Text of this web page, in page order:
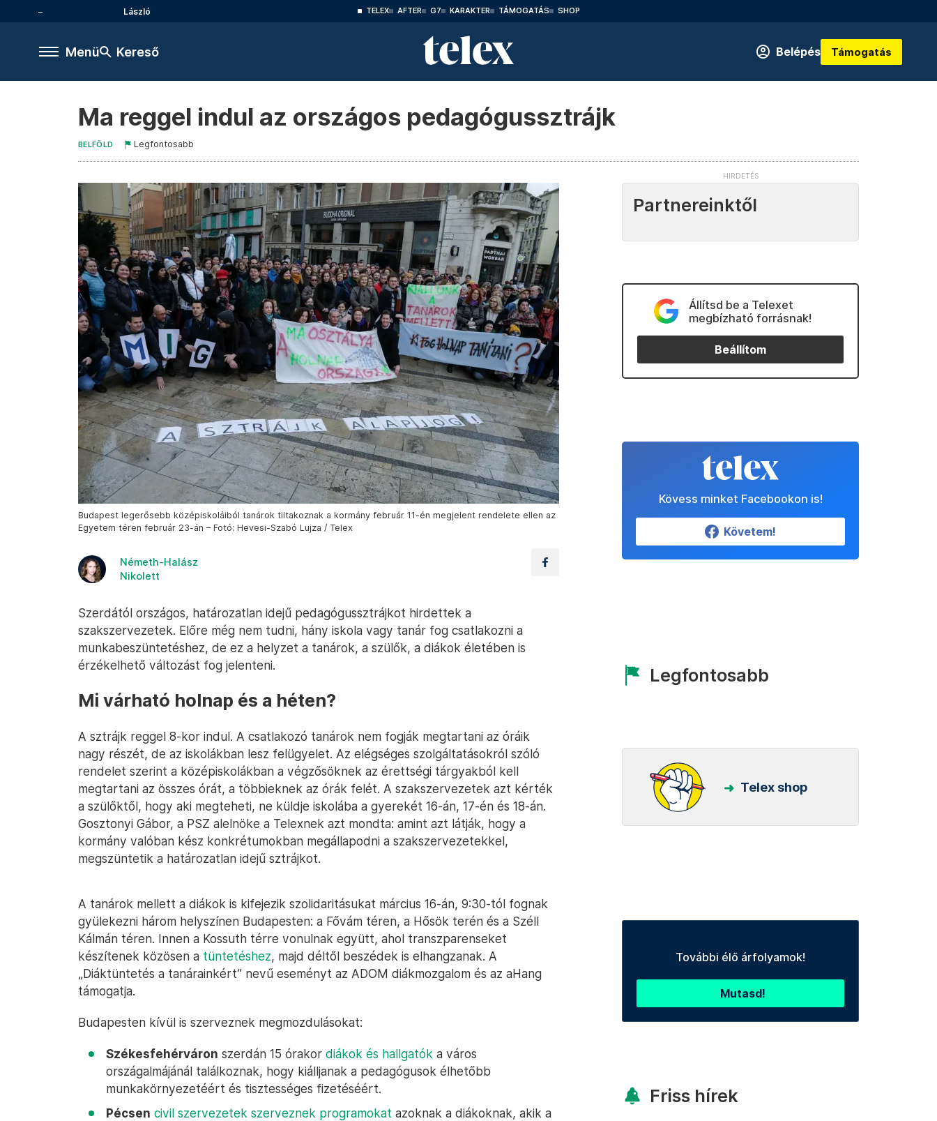
László TELEX AFTER G7 KARAKTER TÁMOGATÁS SHOP
Menü Kereső Belépés Támogatás
Ma reggel indul az országos pedagógussztrájk
BELFÖLD Legfontosabb
Budapest legerősebb középiskoláiból tanárok tiltakoznak a kormány február 11-én megjelent rendelete ellen az
Egyetem téren február 23-án – Fotó: Hevesi-Szabó Lujza / Telex
Németh-Halász
Nikolett
Szerdától országos, határozatlan idejű pedagógussztrájkot hirdettek a
szakszervezetek. Előre még nem tudni, hány iskola vagy tanár fog csatlakozni a
munkabeszüntetéshez, de ez a helyzet a tanárok, a szülők, a diákok életében is
érzékelhető változást fog jelenteni.
Mi várható holnap és a héten?
A sztrájk reggel 8-kor indul. A csatlakozó tanárok nem fogják megtartani az óráik
nagy részét, de az iskolákban lesz felügyelet. Az elégséges szolgáltatásokról szóló
rendelet szerint a középiskolákban a végzősöknek az érettségi tárgyakból kell
megtartani az összes órát, a többieknek az órák felét. A szakszervezetek azt kérték
a szülőktől, hogy aki megteheti, ne küldje iskolába a gyerekét 16-án, 17-én és 18-án.
Gosztonyi Gábor, a PSZ alelnöke a Telexnek azt mondta: amint azt látják, hogy a
kormány valóban kész konkrétumokban megállapodni a szakszervezetekkel,
megszüntetik a határozatlan idejű sztrájkot.
A tanárok mellett a diákok is kifejezik szolidaritásukat március 16-án, 9:30-tól fognak
gyülekezni három helyszínen Budapesten: a Fővám téren, a Hősök terén és a Széll
Kálmán téren. Innen a Kossuth térre vonulnak együtt, ahol transzparenseket
készítenek közösen a tüntetéshez, majd déltől beszédek is elhangzanak. A
„Diáktüntetés a tanárainkért” nevű eseményt az ADOM diákmozgalom és az aHang
támogatja.
Budapesten kívül is szerveznek megmozdulásokat:
Székesfehérváron szerdán 15 órakor diákok és hallgatók a város
országalmájánál találkoznak, hogy kiálljanak a pedagógusok élhetőbb
munkakörnyezetéért és tisztességes fizetéséért.
Pécsen civil szervezetek szerveznek programokat azoknak a diákoknak, akik a
Partnereinktől
Állítsd be a Telexet
megbízható forrásnak!
Beállítom
Kövess minket Facebookon is!
Követem!
Legfontosabb
Telex shop
További élő árfolyamok!
Mutasd!
Friss hírek